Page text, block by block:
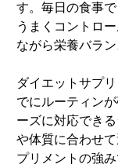
す。毎日の食事
うまくコントロ
ながら栄養バラ
ダイエットサプ
でにルーティン
ーズに対応でき
や体質に合わせ
プリメントの強み